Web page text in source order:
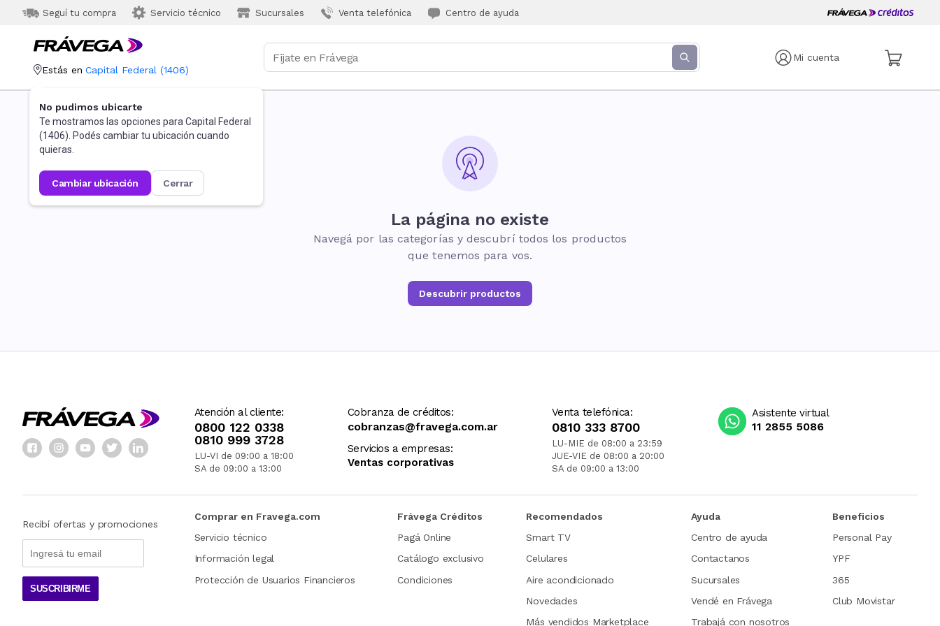
Seguí tu compra Servicio técnico Sucursales Venta telefónica Centro de ayuda
Mi cuenta
Estás en Capital Federal (1406)
No pudimos ubicarte
Te mostramos las opciones para Capital Federal
(1406). Podés cambiar tu ubicación cuando
quieras.
cambiar ubicación cerrar
La página no existe
Navegá por las categorías y descubrí todos los productos
que tenemos para vos.
Descubrir productos
Atención al cliente:
0800 122 0338
0810 999 3728
LU-VI de 09:00 a 18:00
SA de 09:00 a 13:00
Cobranza de créditos:
cobranzas@fravega.com.ar
Servicios a empresas:
Ventas corporativas
Venta telefónica:
0810 333 8700
LU-MIE de 08:00 a 23:59
JUE-VIE de 08:00 a 20:00
SA de 09:00 a 13:00
Asistente virtual
11 2855 5086
Recibí ofertas y promociones
SUSCRIBIRME
Comprar en Fravega.com
Servicio técnico
Información legal
Protección de Usuarios Financieros
Frávega Créditos
Pagá Online
Catálogo exclusivo
Condiciones
Recomendados
Smart TV
Celulares
Aire acondicionado
Novedades
Más vendidos Marketplace
Ayuda
Centro de ayuda
Contactanos
Sucursales
Vendé en Frávega
Trabajá con nosotros
Beneficios
Personal Pay
YPF
365
Club Movistar